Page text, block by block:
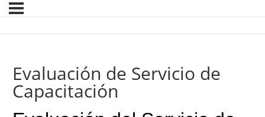
Evaluación de Servicio de
Capacitación